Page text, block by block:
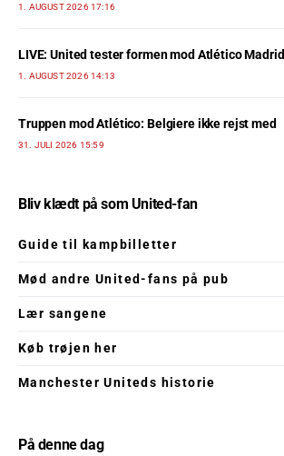
1. AUGUST 2026 17:16
LIVE: United tester formen mod Atlético Madrid
1. AUGUST 2026 14:13
Truppen mod Atlético: Belgiere ikke rejst med
31. JULI 2026 15:59
Bliv klædt på som United-fan
Guide til kampbilletter
Mød andre United-fans på pub
Lær sangene
Køb trøjen her
Manchester Uniteds historie
På denne dag